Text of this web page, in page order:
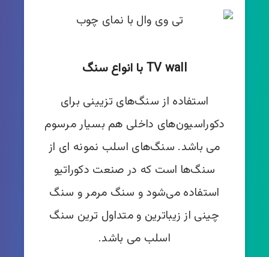
TV wall با انواع سنگ
استفاده از سنگ‌های تزیینی برای
دکوراسیون‌های داخلی هم بسیار مرسوم
می باشد. سنگ‌های اسلب نمونه ای از
سنگ‌ها است که در صنعت دکوراتیو
استفاده می‌شود و سنگ مرمر و سنگ
چینی از زیباترین و متداول ترین سنگ
اسلب می باشد.